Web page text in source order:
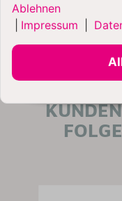
Ablehnen
Impressum